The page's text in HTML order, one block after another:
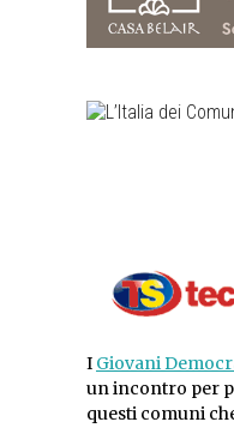
I Giovani
un incontro per
questi comuni